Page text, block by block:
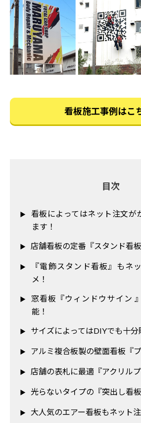
看板施工事例はこ
目次
看板によってはネット注文が
ます！
店舗看板の定番『スタンド看板
『電飾スタンド看板』もネ
メ！
窓看板『ウィンドウサイン
能！
サイズによってはDIYでも十分
アルミ複合板製の壁面看板『
店舗の表札に最適『アクリルプ
光らないタイプの『突出し看板
大人気のエアー看板もネット